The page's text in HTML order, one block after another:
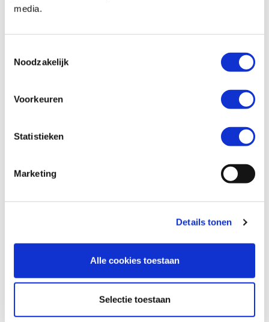
media.
Noodzakelijk
Voorkeuren
Statistieken
Marketing
Details tonen
Alle cookies toestaan
Selectie toestaan
Uit2019
MotoPort Goes
XL 750 TRANSALP
MotoPort Goes